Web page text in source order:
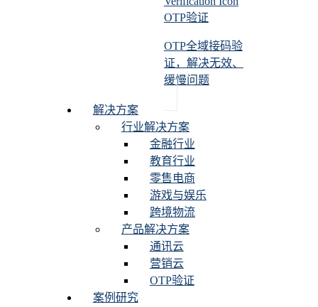
OTP验证
OTP全域接码验
证，解决无效、
缓慢问题
解决方案
行业解决方案
金融行业
教育行业
零售电商
游戏与娱乐
跨境物流
产品解决方案
通讯云
营销云
OTP验证
案例研究